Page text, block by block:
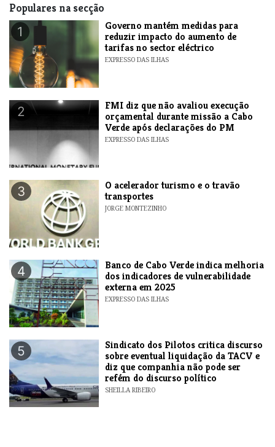
Populares na secção
1
Governo mantém medidas para
reduzir impacto do aumento de
tarifas no sector eléctrico
EXPRESSO DAS ILHAS
2
FMI diz que não avaliou execução
orçamental durante missão a Cabo
Verde após declarações do PM
EXPRESSO DAS ILHAS
3
O acelerador turismo e o travão
transportes
JORGE MONTEZINHO
4
Banco de Cabo Verde indica melhoria
dos indicadores de vulnerabilidade
externa em 2025
EXPRESSO DAS ILHAS
5
Sindicato dos Pilotos critica discurso
sobre eventual liquidação da TACV e
diz que companhia não pode ser
refém do discurso político
SHEILLA RIBEIRO